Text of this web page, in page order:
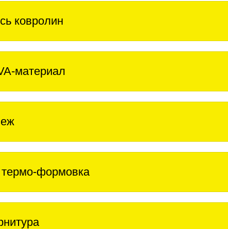
ковролин
материал
термо-формовка